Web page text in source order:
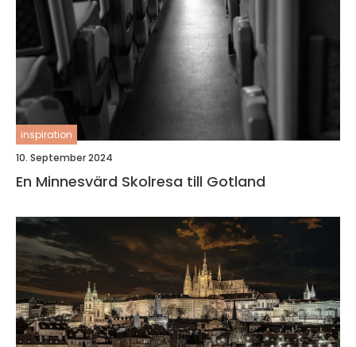
inspiration
10. September 2024
En Minnesvärd Skolresa till Gotland